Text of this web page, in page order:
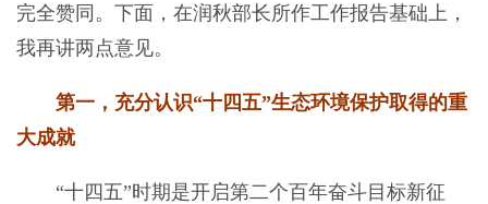
完全赞同。下面，在润秋部长所作工作报告基础上，
我再讲两点意见。
第一，充分认识“十四五”生态环境保护取得的重
大成就
“十四五”时期是开启第二个百年奋斗目标新征